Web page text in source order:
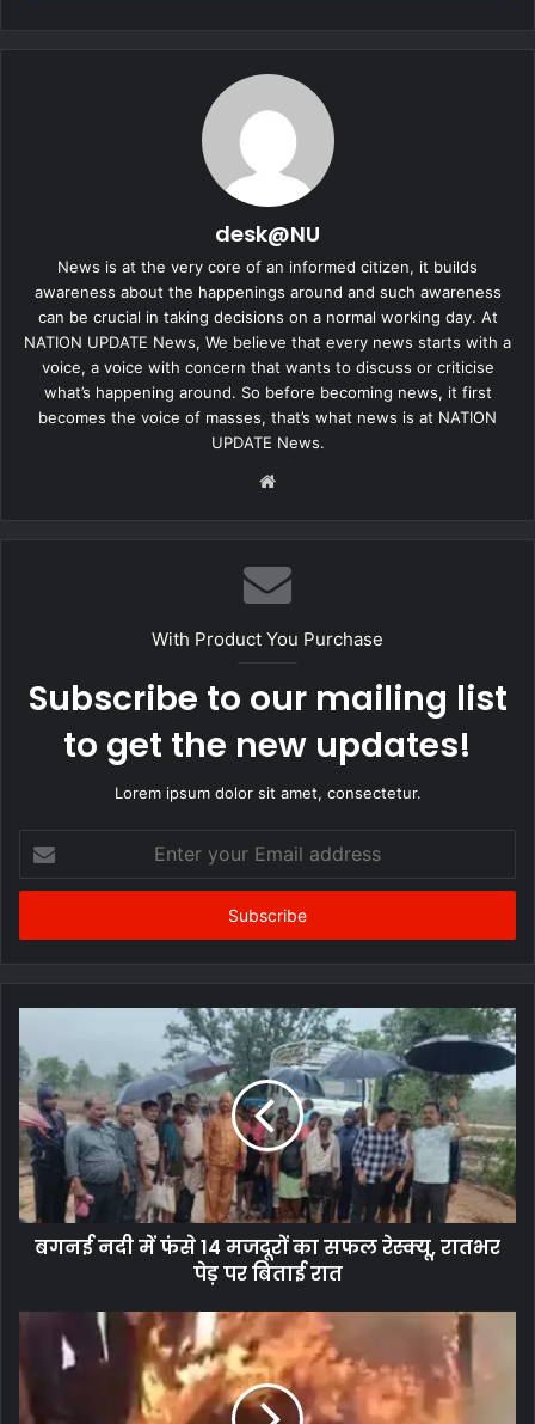
अत्यंत महत्वपूर्ण माना जाता है। यह खोज मध्यप्रदेश को भविष्य की हरित
अर्थव्यवस्था का प्रमुख केंद्र बनाने के साथ देश को हरित ऊर्जा एवं ऊर्जा भंडारण
के क्षेत्र में आत्मनिर्भर बनाने में महत्वपूर्ण भूमिका निभाएगी। इन क्षेत्रों से प्राप्त
ग्रेफाइट में उच्च स्थिर कार्बन की मात्रा होने के कारण यह इलेक्ट्रोड निर्माण,
बैटरी उद्योग तथा अन्य उच्च तकनीकी औद्योगिक उपयोगों के लिए अत्यंत उपयुक्त
desk@NU
News is at the very core of an informed citizen, it builds
awareness about the happenings around and such awareness
can be crucial in taking decisions on a normal working day. At
NATION UPDATE News, We believe that every news starts with a
voice, a voice with concern that wants to discuss or criticise
what’s happening around. So before becoming news, it first
becomes the voice of masses, that’s what news is at NATION
UPDATE News.
Website
With Product You Purchase
Subscribe to our mailing list
to get the new updates!
Lorem ipsum dolor sit amet, consectetur.
your
Email
बगनई नदी में फंसे 14 मजदूरों का सफल रेस्क्यू, रातभर
पेड़ पर बिताई रात